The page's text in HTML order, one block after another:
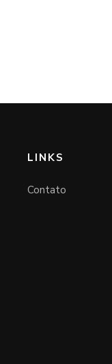
LINKS
Contato